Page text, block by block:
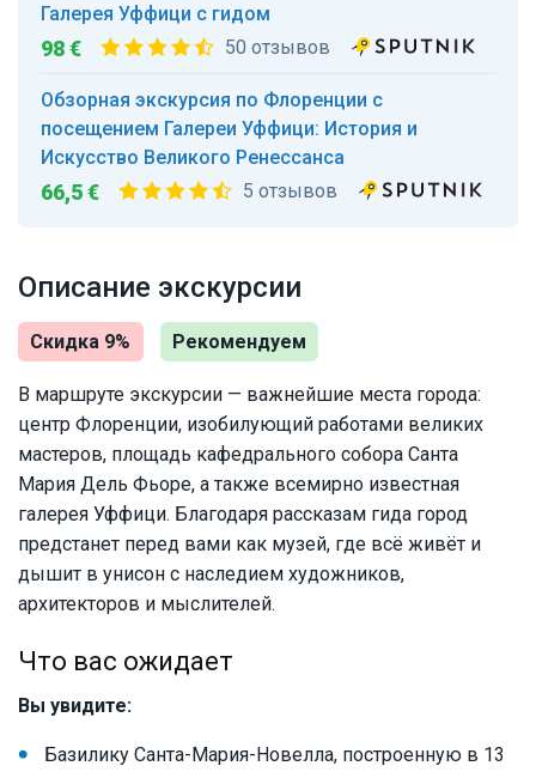
Описание экскурсии
Скидка 9% Рекомендуем
В маршруте экскурсии — важнейшие места города:
центр Флоренции, изобилующий работами великих
мастеров, площадь кафедрального собора Санта
Мария Дель Фьоре, а также всемирно известная
галерея Уффици. Благодаря рассказам гида город
предстанет перед вами как музей, где всё живёт и
дышит в унисон с наследием художников,
архитекторов и мыслителей.
Что вас ожидает
Вы увидите:
Базилику Санта-Мария-Новелла, построенную в 13
Галерея Уффици с гидом
98 € 50 отзывов
Обзорная экскурсия по Флоренции с
посещением Галереи Уффици: История и
Искусство Великого Ренессанса
66,5 € 5 отзывов